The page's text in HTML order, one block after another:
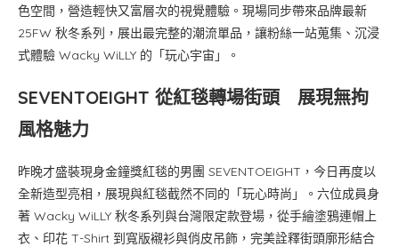
色空間，營造輕快又富層次的視覺體驗。現場同步帶來品牌最新
25FW 秋冬系列，展出最完整的潮流單品，讓粉絲一站蒐集、沉浸
式體驗 Wacky WiLLY 的「玩心宇宙」。
SEVENTOEIGHT 從紅毯轉場街頭 展現無拘
風格魅力
昨晚才盛裝現身金鐘獎紅毯的男團 SEVENTOEIGHT，今日再度以
全新造型亮相，展現與紅毯截然不同的「玩心時尚」。六位成員身
著 Wacky WiLLY 秋冬系列與台灣限定款登場，從手繪塗鴉連帽上
衣、印花 T-Shirt 到寬版襯衫與俏皮吊飾，完美詮釋街頭廓形結合